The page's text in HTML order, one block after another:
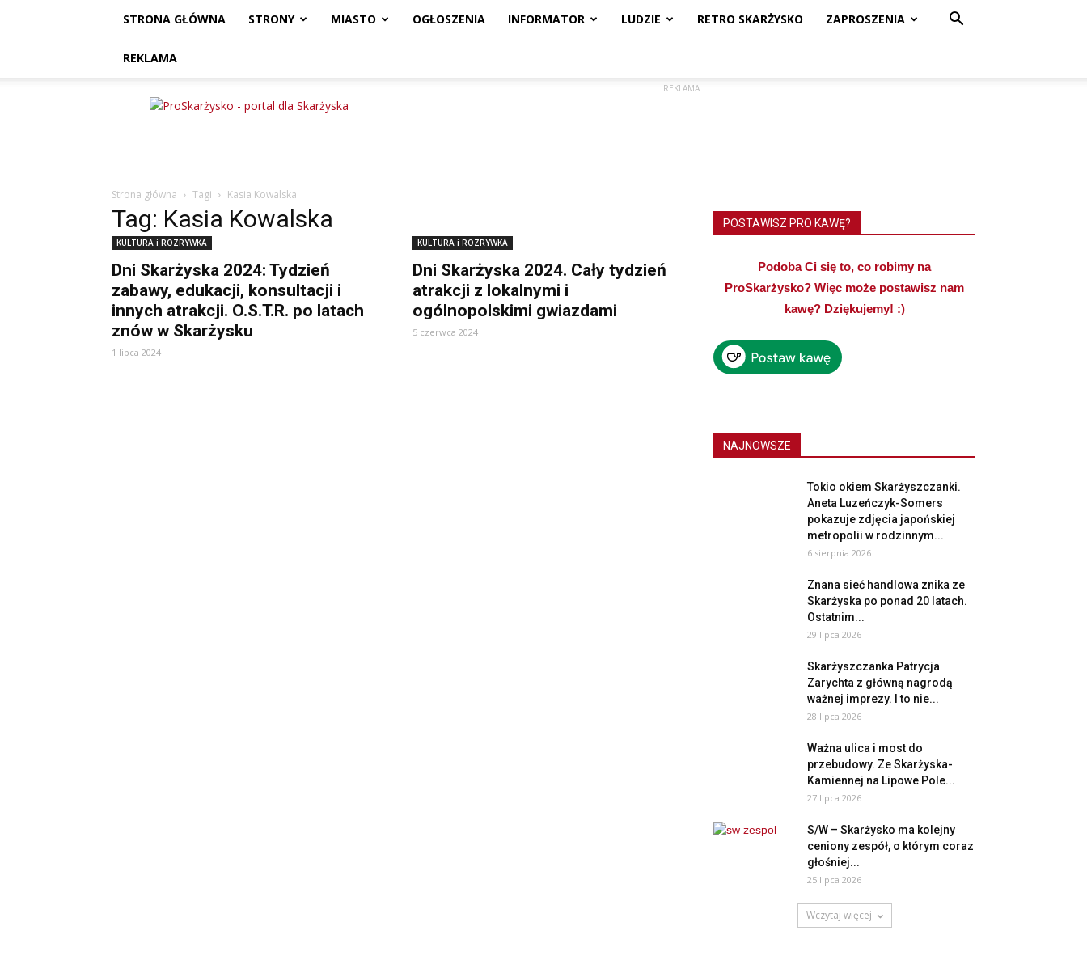
STRONA GŁÓWNA STRONY MIASTO OGŁOSZENIA INFORMATOR LUDZIE RETRO SKARŻYSKO ZAPROSZENIA
REKLAMA
ProSkarżysko
REKLAMA
Strona główna Tagi Kasia Kowalska
Tag: Kasia Kowalska
KULTURA i ROZRYWKA
Dni Skarżyska 2024: Tydzień
zabawy, edukacji, konsultacji i
innych atrakcji. O.S.T.R. po latach
znów w Skarżysku
1 lipca 2024
KULTURA i ROZRYWKA
Dni Skarżyska 2024. Cały tydzień
atrakcji z lokalnymi i
ogólnopolskimi gwiazdami
5 czerwca 2024
POSTAWISZ PRO KAWĘ?
Podoba Ci się to, co robimy na
ProSkarżysko? Więc może postawisz nam
kawę? Dziękujemy! :)
NAJNOWSZE
Tokio okiem Skarżyszczanki.
Aneta Luzeńczyk-Somers
pokazuje zdjęcia japońskiej
metropolii w rodzinnym...
6 sierpnia 2026
Znana sieć handlowa znika ze
Skarżyska po ponad 20 latach.
Ostatnim...
29 lipca 2026
Skarżyszczanka Patrycja
Zarychta z główną nagrodą
ważnej imprezy. I to nie...
28 lipca 2026
Ważna ulica i most do
przebudowy. Ze Skarżyska-
Kamiennej na Lipowe Pole...
27 lipca 2026
S/W – Skarżysko ma kolejny
ceniony zespół, o którym coraz
głośniej...
25 lipca 2026
Wczytaj więcej